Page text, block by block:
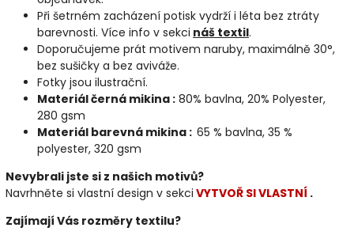
Při šetrném zacházení potisk vydrží i léta bez ztráty
barevnosti. Více info v sekci náš textil.
Doporučujeme prát motivem naruby, maximálně 30°,
bez sušičky a bez aviváže.
Fotky jsou ilustrační.
Materiál černá mikina : 80% bavlna, 20% Polyester,
280 gsm
Materiál barevná mikina : 65 % bavlna, 35 %
polyester, 320 gsm
Nevybrali jste si z našich motivů?
Navrhněte si vlastní design v sekci VYTVOŘ SI VLASTNÍ .
Zajímají Vás rozměry textilu?